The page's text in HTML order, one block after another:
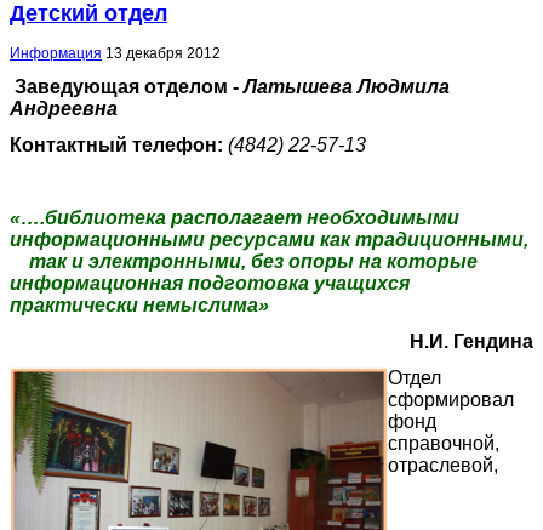
Детский отдел
Информация 13 декабря 2012
Заведующая отделом -Латышева Людмила
Андреевна
Контактный телефон: (4842) 22-57-13
«….библиотека располагает необходимыми
информационными ресурсами как традиционными,
так и электронными, без опоры на которые
информационная подготовка учащихся
практически немыслима»
Н.И. Гендина
Отдел
сформировал
фонд
справочной,
отраслевой,